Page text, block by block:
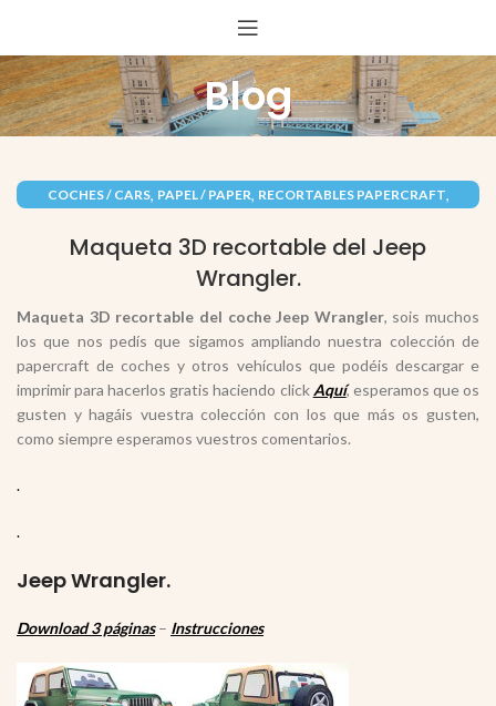
Blog
COCHES / CARS, PAPEL / PAPER, RECORTABLES PAPERCRAFT,
Maqueta 3D recortable del Jeep
Wrangler.
Maqueta 3D recortable del coche Jeep Wrangler, sois muchos
los que nos pedís que sigamos ampliando nuestra colección de
papercraft de coches y otros vehículos que podéis descargar e
imprimir para hacerlos gratis haciendo click Aquí, esperamos que os
gusten y hagáis vuestra colección con los que más os gusten,
como siempre esperamos vuestros comentarios.
.
.
Jeep Wrangler.
Download 3 páginas– Instrucciones